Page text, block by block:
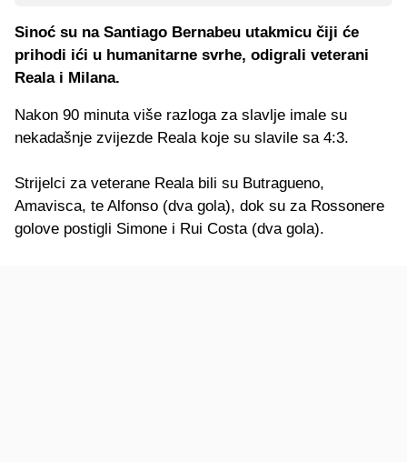
Sinoć su na Santiago Bernabeu utakmicu čiji će
prihodi ići u humanitarne svrhe, odigrali veterani
Reala i Milana.
Nakon 90 minuta više razloga za slavlje imale su
nekadašnje zvijezde Reala koje su slavile sa 4:3.
Strijelci za veterane Reala bili su Butragueno,
Amavisca, te Alfonso (dva gola), dok su za Rossonere
golove postigli Simone i Rui Costa (dva gola).